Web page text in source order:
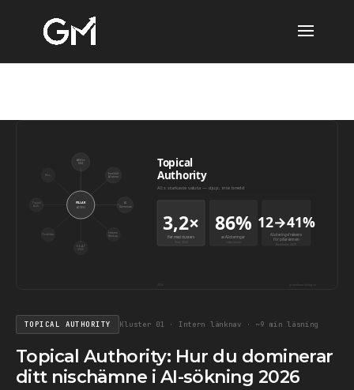
PILLAR
AI SEO
AEO vs
SEO
Innehåll
AI citerar
AI
Overviews
Schema
Markup
Topical
Auth.
Mer…
Topical
Authority
AI:s starkaste valuta — djup, inte bredd
3,2×
fler med clusters
86%
av AI-citeringar
12→41%
AI-citeringsfrekvens
för pillar-ämnen
TOPICAL AUTHORITY Kluster 01 · Intern länknav · ~9 min läsning
Topical Authority: Hur du dominerar
ditt nischämne i AI-sökning 2026